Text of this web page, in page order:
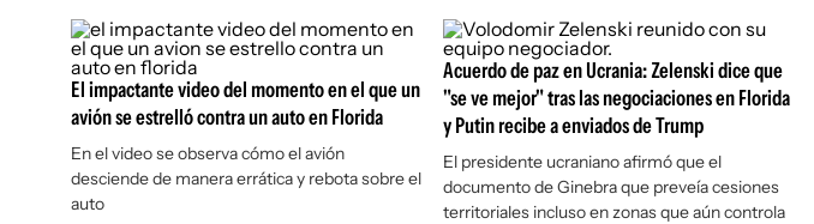
Café y Negocios
Economía y Empresas
Agro
Brand Studio
Mundo
Cultura y Espectáculos
Newsletters
Argentina
España
Estados Unidos
El impactante video del momento en el que un
avión se estrelló contra un auto en Florida
En el video se observa cómo el avión
desciende de manera errática y rebota sobre el
auto
Acuerdo de paz en Ucrania: Zelenski dice que
"se ve mejor" tras las negociaciones en Florida
y Putin recibe a enviados de Trump
El presidente ucraniano afirmó que el
documento de Ginebra que preveía cesiones
territoriales incluso en zonas que aún controla